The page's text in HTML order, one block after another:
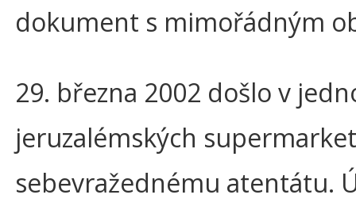
dokument s mimořádným
29. března 2002 došlo v
jeruzalémských
sebevražednému atentátu.